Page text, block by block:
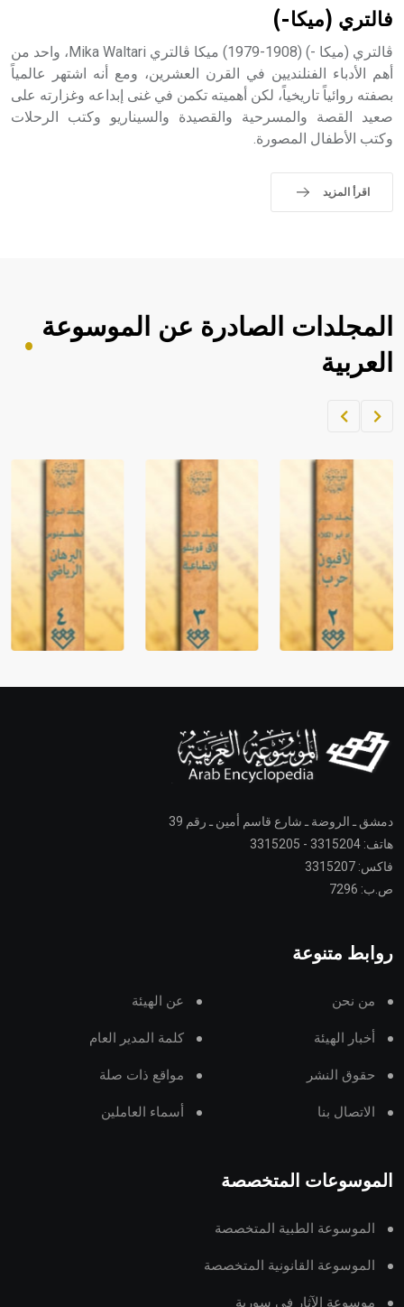
حيث تقتصر القيمة الصوتية للعلامة الك
فالتري (ميكا-)
ڤالتري (ميكا -) (1908-1979) ميكا ڤالتري Mika Waltari، واحد من
أهم الأدباء الفنلنديين في القرن العشرين، ومع أنه اشتهر عالمياً
بصفته روائياً تاريخياً، لكن أهميته تكمن في غنى إبداعه وغزارته على
صعيد القصة والمسرحية والقصيدة والسيناريو وكتب الرحلات
وكتب الأطفال المصورة.
اقرأ المزيد
المجلدات الصادرة عن الموسوعة
العربية
دمشق ـ الروضة ـ شارع قاسم أمين ـ رقم 39
هاتف: 3315204 - 3315205
فاكس: 3315207
ص.ب: 7296
روابط متنوعة
من نحن عن الهيئة
أخبار الهيئة كلمة المدير العام
حقوق النشر مواقع ذات صلة
الاتصال بنا أسماء العاملين
الموسوعات المتخصصة
الموسوعة الطبية المتخصصة
الموسوعة القانونية المتخصصة
موسوعة الآثار في سورية